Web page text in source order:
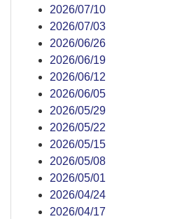
2026/07/10
2026/07/03
2026/06/26
2026/06/19
2026/06/12
2026/06/05
2026/05/29
2026/05/22
2026/05/15
2026/05/08
2026/05/01
2026/04/24
2026/04/17